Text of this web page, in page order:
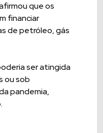
que os
financiar
de petróleo, gás
ser atingida
ou sob
pandemia,